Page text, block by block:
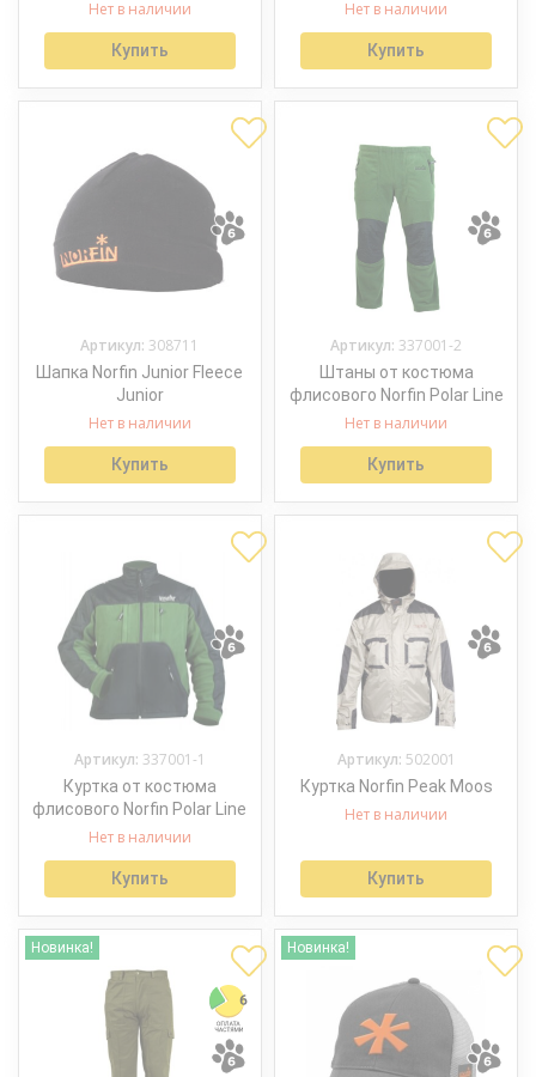
Нет в наличии
Купить
Нет в наличии
Купить
Артикул: 308711
Шапка Norfin Junior Fleece
Junior
Нет в наличии
Купить
Артикул: 337001-2
Штаны от костюма
флисового Norfin Polar Line
Нет в наличии
Купить
Артикул: 337001-1
Куртка от костюма
флисового Norfin Polar Line
Нет в наличии
Купить
Артикул: 502001
Куртка Norfin Peak Moos
Нет в наличии
Купить
Новинка! Новинка!